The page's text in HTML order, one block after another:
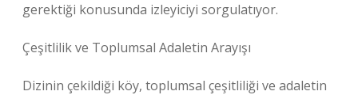
gerektiği konusunda izleyiciyi sorgulatıyor.
Çeşitlilik ve Toplumsal Adaletin Arayışı
Dizinin çekildiği köy, toplumsal çeşitliliği ve adaletin